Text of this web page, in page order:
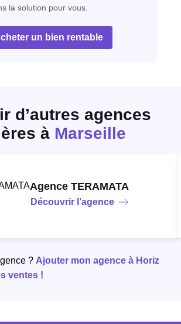
la solution pour vous.
un bien rentable
d’autres agences
à Marseille
Agence TERAMATA
Découvrir l’agence
? Ajouter mon agence à Horiz
ventes !